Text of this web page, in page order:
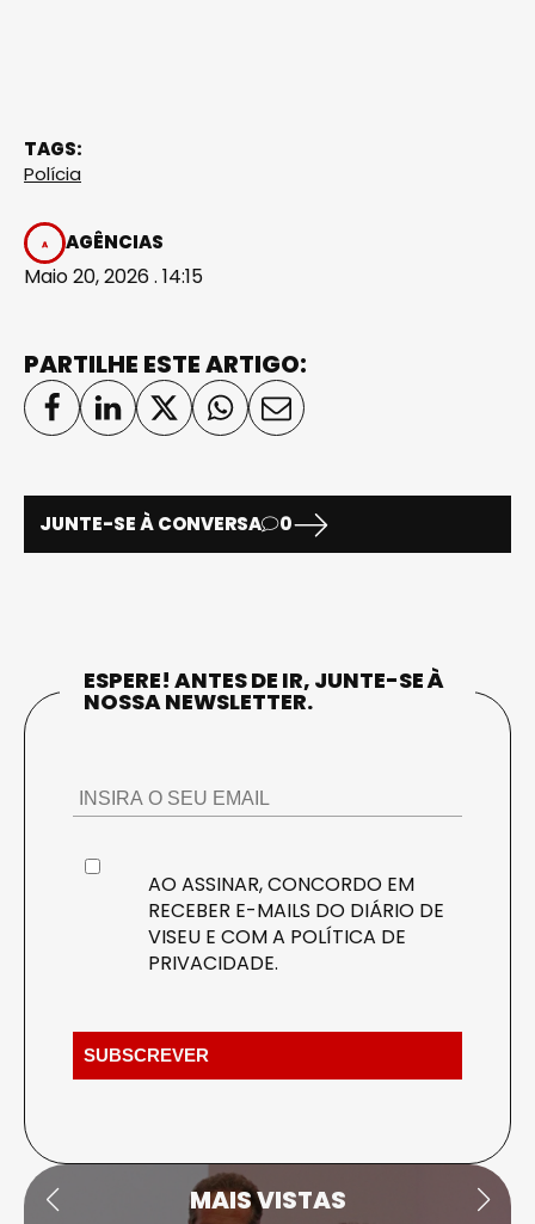
TAGS:
Polícia
AGÊNCIAS
Maio 20, 2026 . 14:15
PARTILHE ESTE ARTIGO:
JUNTE-SE À CONVERSA 0
ESPERE! ANTES DE IR, JUNTE-SE À
NOSSA NEWSLETTER.
AO ASSINAR, CONCORDO EM
RECEBER E-MAILS DO DIÁRIO DE
VISEU E COM A POLÍTICA DE
PRIVACIDADE.
MAIS VISTAS